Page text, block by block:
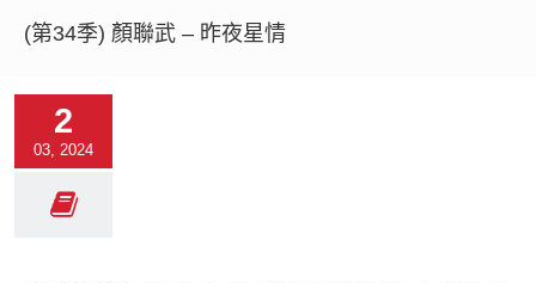
(第34季) 顏聯武 – 昨夜星情
2
03, 2024